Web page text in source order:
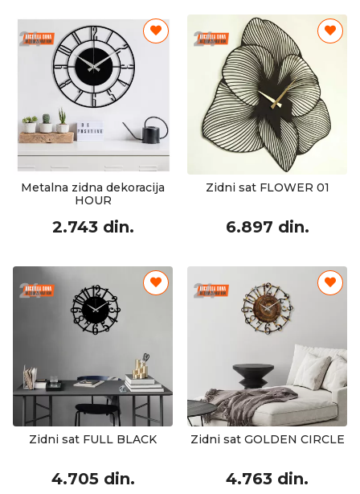
Metalna zidna dekoracija
HOUR
2.743 din.
Zidni sat FLOWER 01
6.897 din.
Zidni sat FULL BLACK
4.705 din.
Zidni sat GOLDEN CIRCLE
4.763 din.